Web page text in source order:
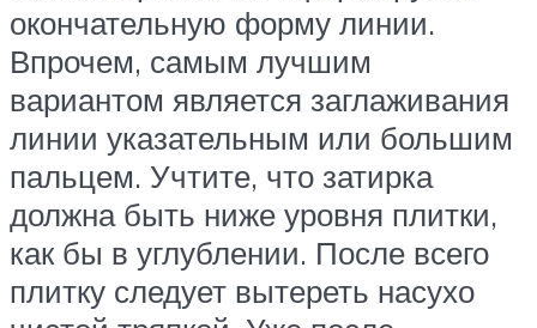
окончательную форму линии.
Впрочем, самым лучшим
вариантом является заглаживания
линии указательным или большим
пальцем. Учтите, что затирка
должна быть ниже уровня плитки,
как бы в углублении. После всего
плитку следует вытереть насухо